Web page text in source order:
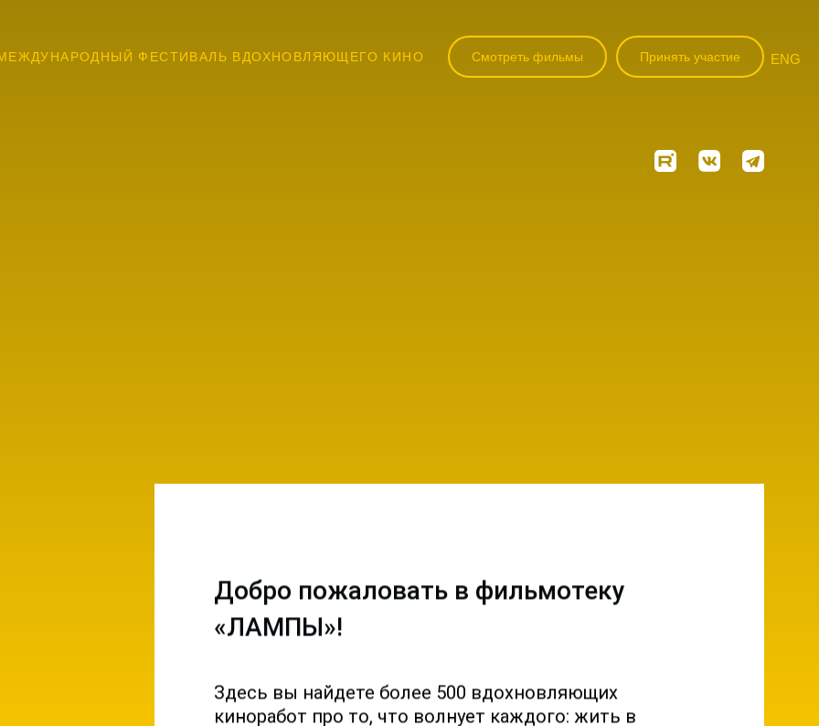
ФЕСТИВАЛЬ ВДОХНОВЛЯЮЩЕГО КИНО Смотреть фильмы Принять участие ENG
Добро пожаловать в фильмотеку
«ЛАМПЫ»!
Здесь вы найдете более 500 вдохновляющих
киноработ про то, что волнует каждого: жить в